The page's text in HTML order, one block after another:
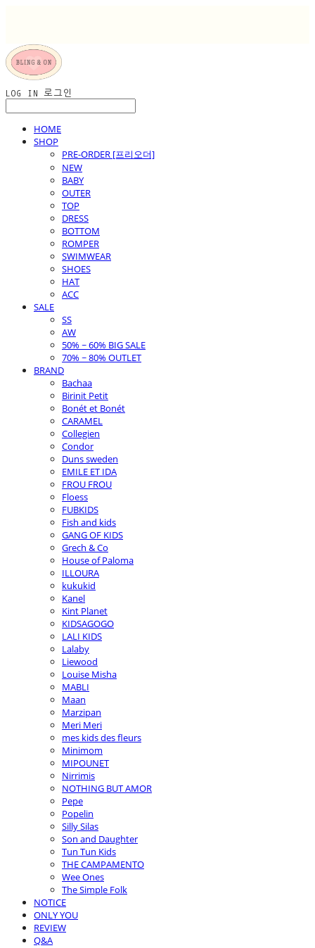
LOG IN 로그인
HOME
SHOP
PRE-ORDER [프리오더]
NEW
BABY
OUTER
TOP
DRESS
BOTTOM
ROMPER
SWIMWEAR
SHOES
HAT
ACC
SALE
SS
AW
50% ~ 60% BIG SALE
70% ~ 80% OUTLET
BRAND
Bachaa
Birinit Petit
Bonét et Bonét
CARAMEL
Collegien
Condor
Duns sweden
EMILE ET IDA
FROU FROU
Floess
FUBKIDS
Fish and kids
GANG OF KIDS
Grech & Co
House of Paloma
ILLOURA
kukukid
Kanel
Kint Planet
KIDSAGOGO
LALI KIDS
Lalaby
Liewood
Louise Misha
MABLI
Maan
Marzipan
Meri Meri
mes kids des fleurs
Minimom
MIPOUNET
Nirrimis
NOTHING BUT AMOR
Pepe
Popelin
Silly Silas
Son and Daughter
Tun Tun Kids
THE CAMPAMENTO
Wee Ones
The Simple Folk
NOTICE
ONLY YOU
REVIEW
Q&A